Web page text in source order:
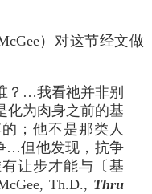
）对这节经文做
？…我看祂并非别
化为肉身之前的基
；他不是那类人
…但他发现，抗争
让步才能与〔基
Th.D., Thru